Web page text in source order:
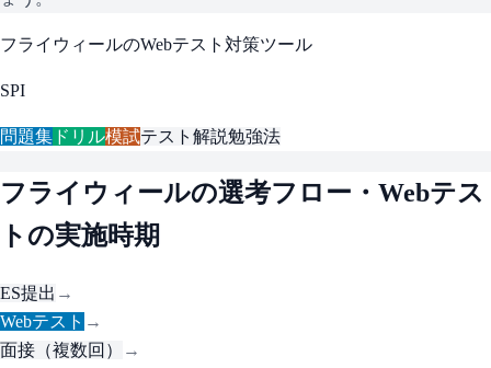
フライウィールのWebテスト対策ツール
SPI
問題集 ドリル模試テスト解説勉強法
フライウィールの選考フロー・Webテス
トの実施時期
ES提出 →
Webテスト →
面接（複数回）
→